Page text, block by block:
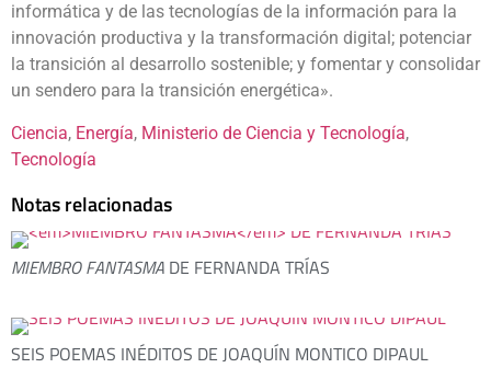
informática y de las tecnologías de la información para la
innovación productiva y la transformación digital; potenciar
la transición al desarrollo sostenible; y fomentar y consolidar
un sendero para la transición energética».
Ciencia, Energía, Ministerio de Ciencia y Tecnología
Tecnología
Notas relacionadas
MIEMBRO FANTASMA DE FERNANDA TRÍAS
SEIS POEMAS INÉDITOS DE JOAQUÍN MONTICO DIPAUL